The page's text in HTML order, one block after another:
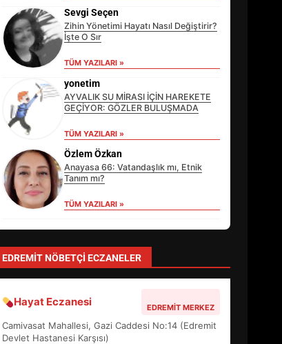
Sevgi Seçen
Zihin Yönetimi Hayatı Nasıl Değiştirir?
İşte O Sır
TÜM YAZILARI »
yonetim
AYVALIK SU MİRASI İÇİN HAREKETE
GEÇİYOR: GÖZLER BULUŞMADA
TÜM YAZILARI »
Özlem Özkan
Anayasa 66: Vatandaşlık mı, Etnik
Tanım mı?
TÜM YAZILARI »
EDREMIT NÖBETÇI ECZANELER
Hayat Eczanesi EDREMIT MERKEZ
Camivasat Mahallesi, Gazi Caddesi No:14 (Edremit
Devlet Hastanesi Karşısı)
3
EİB’DE KRİTİK ATAMA:
SÜRDÜRÜLEBİLİRLİKTE NE
DEĞİŞECEK?
4
EDREMİT’İN GURURU TÜRKİYE
FİNALİNDE NE BAŞARDI?
BALIKESİR MÜZELERİNDE
SÜRE UZATILDI: NE DEĞİŞTİ?